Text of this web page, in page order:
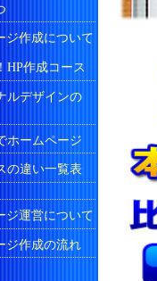
ジ作成について
HP作成コース
ルデザインの
ホームページ
の違い一覧表
ジ運営について
ジ作成の流れ